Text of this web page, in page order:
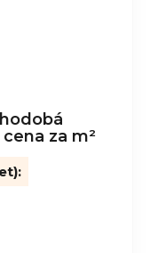
za m²